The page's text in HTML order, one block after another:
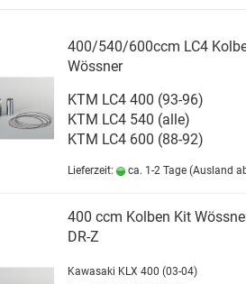
400/540/600ccm LC4
Wössner
KTM LC4 400 (93-96)
KTM LC4 540 (alle)
KTM LC4 600 (88-92)
Lieferzeit: ca. 1-2 Tage (Ausland
400 ccm Kolben Kit
DR-Z
Kawasaki KLX 400 (03-04)